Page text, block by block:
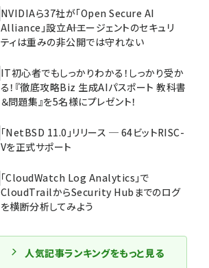
NVIDIAら37社が「Open Secure AI
Alliance」設立――AIエージェントのセキュリ
ティは重みの非公開では守れない
IT初心者でもしっかりわかる！しっかり受か
る！『徹底攻略Biz 生成AIパスポート 教科書
＆問題集』を5名様にプレゼント！
「NetBSD 11.0」リリース ─ 64ビットRISC-
Vを正式サポート
「CloudWatch Log Analytics」で
CloudTrailからSecurity Hubまでのログ
を横断分析してみよう
人気記事ランキングをもっと見る